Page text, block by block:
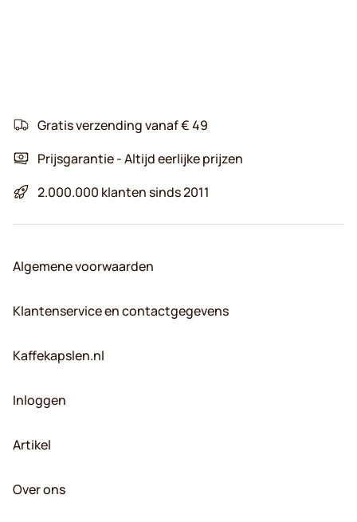
Gratis verzending vanaf € 49
Prijsgarantie - Altijd eerlijke prijzen
2.000.000 klanten sinds 2011
Algemene voorwaarden
Klantenservice en contactgegevens
Kaffekapslen.nl
Inloggen
Artikel
Over ons